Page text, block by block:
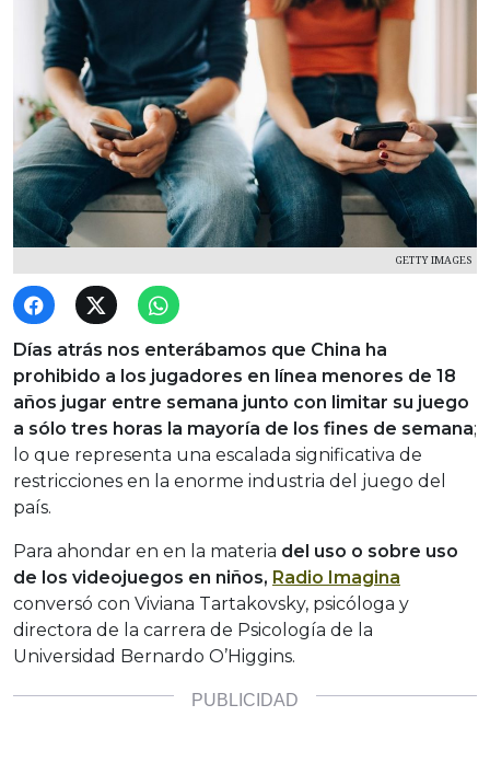
GETTY IMAGES
Días atrás nos enterábamos que China ha
prohibido a los jugadores en línea menores de 18
años jugar entre semana junto con limitar su juego
a sólo tres horas la mayoría de los fines de semana;
lo que representa una escalada significativa de
restricciones en la enorme industria del juego del
país.
Para ahondar en en la materia del uso o sobre uso
de los videojuegos en niños, Radio Imagina
conversó con Viviana Tartakovsky, psicóloga y
directora de la carrera de Psicología de la
Universidad Bernardo O’Higgins.